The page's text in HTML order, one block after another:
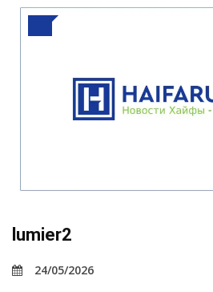
lumier2
24/05/2026